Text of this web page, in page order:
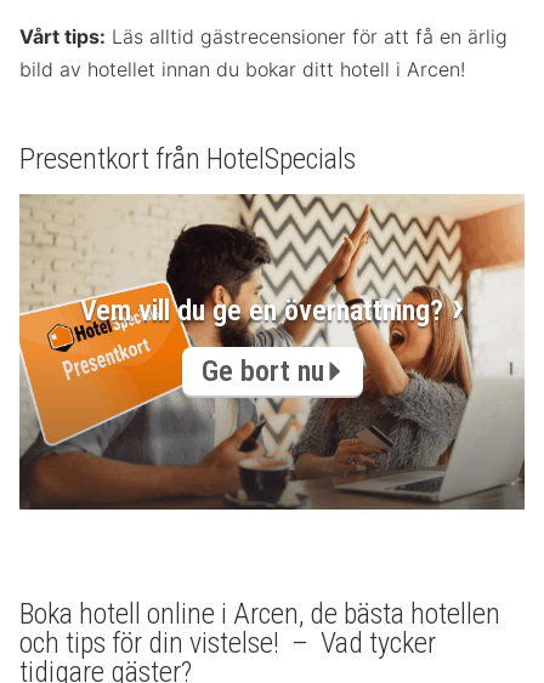
Vårt tips: Läs alltid gästrecensioner för att få en ärlig
bild av hotellet innan du bokar ditt hotell i Arcen!
Presentkort från HotelSpecials
Vem vill du ge en övernattning?
Ge bort nu
Boka hotell online i Arcen, de bästa hotellen
och tips för din vistelse! – Vad tycker
tidigare gäster?